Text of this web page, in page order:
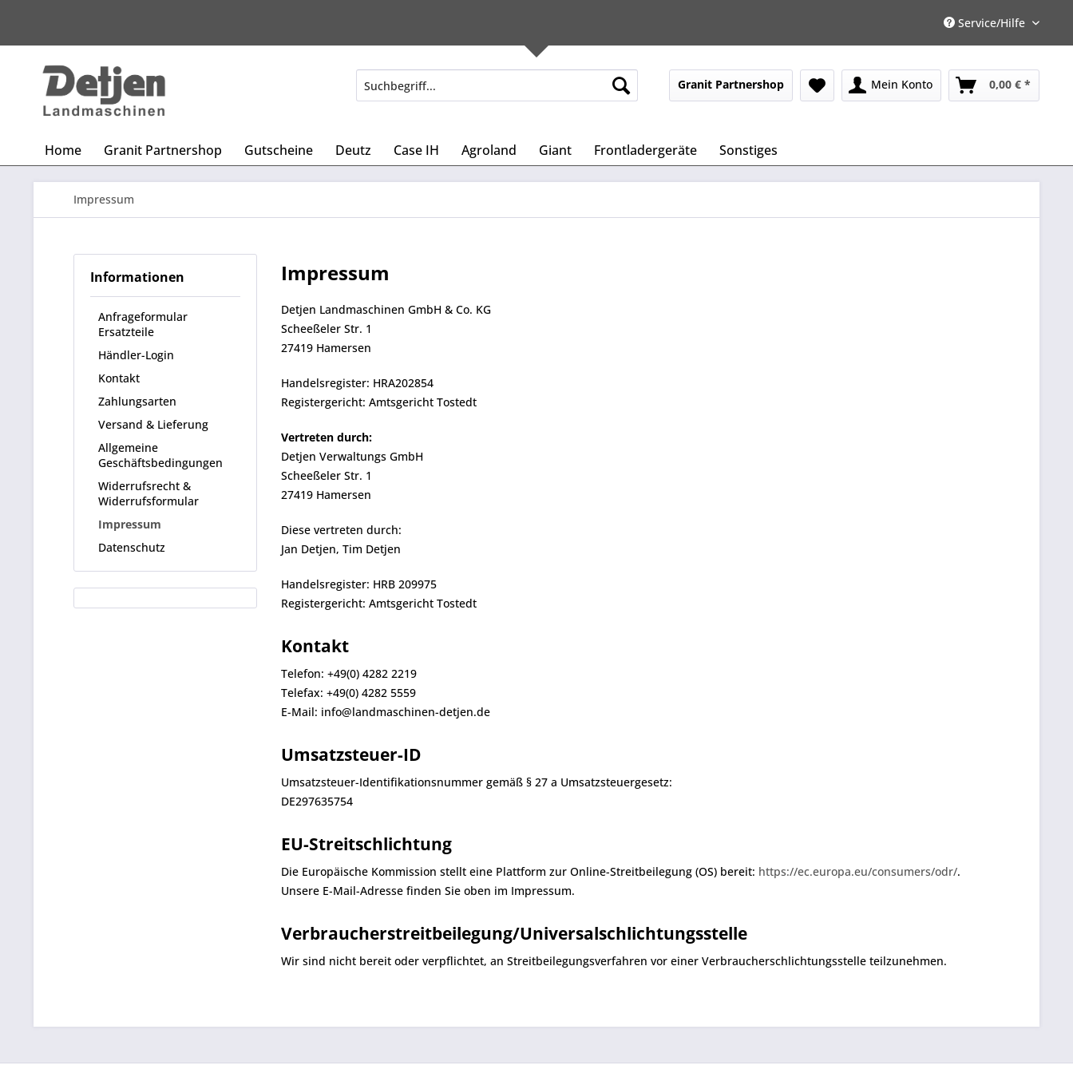
Service/Hilfe
Granit Partnershop Mein Konto 0,00 € *
Home Granit Partnershop Gutscheine Deutz Case IH Agroland Giant Frontladergeräte Sonstiges
Impressum
Informationen
Anfrageformular
Ersatzteile
Händler-Login
Kontakt
Zahlungsarten
Versand & Lieferung
Allgemeine
Geschäftsbedingungen
Widerrufsrecht &
Widerrufsformular
Impressum
Datenschutz
Impressum
Detjen Landmaschinen GmbH & Co. KG
Scheeßeler Str. 1
27419 Hamersen
Handelsregister: HRA202854
Registergericht: Amtsgericht Tostedt
Vertreten durch:
Detjen Verwaltungs GmbH
Scheeßeler Str. 1
27419 Hamersen
Diese vertreten durch:
Jan Detjen, Tim Detjen
Handelsregister: HRB 209975
Registergericht: Amtsgericht Tostedt
Kontakt
Telefon: +49(0) 4282 2219
Telefax: +49(0) 4282 5559
E-Mail: info@landmaschinen-detjen.de
Umsatzsteuer-ID
Umsatzsteuer-Identifikationsnummer gemäß § 27 a Umsatzsteuergesetz:
DE297635754
EU-Streitschlichtung
Die Europäische Kommission stellt eine Plattform zur Online-Streitbeilegung (OS) bereit: https://ec.europa.eu/consumers/odr/.
Unsere E-Mail-Adresse finden Sie oben im Impressum.
Verbraucher­streit­beilegung/Universal­schlichtungs­stelle
Wir sind nicht bereit oder verpflichtet, an Streitbeilegungsverfahren vor einer Verbraucherschlichtungsstelle teilzunehmen.